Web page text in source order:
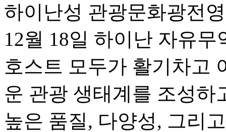
하이난성 관광문화광전
12월 18일 하이난 자유
호스트 모두가 활기차고
운 관광 생태계를 조성하
높은 품질, 다양성, 그리